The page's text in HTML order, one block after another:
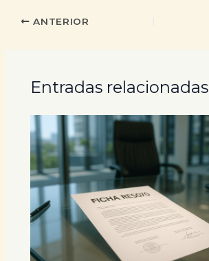
ANTERIOR
Entradas relacionadas